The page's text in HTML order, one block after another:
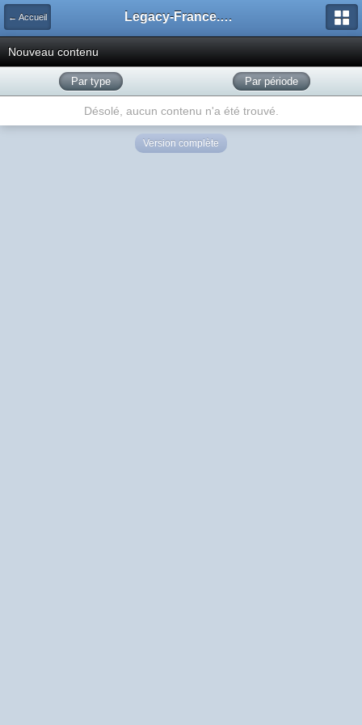
← Accueil Legacy-France.org - Forum
Nouveau contenu
Par type Par période
Désolé, aucun contenu n'a été trouvé.
Version complète